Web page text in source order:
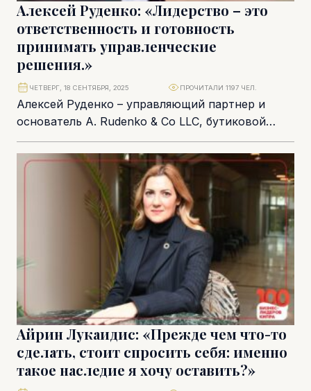
Алексей Руденко: «Лидерство – это
ответственность и готовность
принимать управленческие
решения.»
Алексей Руденко – управляющий партнер и
основатель A. Rudenko & Co LLC, бутиковой
юридической фирмы, специализирующейся на
корпоративном и коммерческом...
ЧЕТВЕРГ, 18 СЕНТЯБРЯ, 2025 ПРОЧИТАЛИ 1197 ЧЕЛ.
Айрин Лукаидис: «Прежде чем что-то
сделать, стоит спросить себя: именно
такое наследие я хочу оставить?»